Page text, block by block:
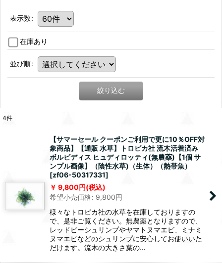
表示数:
在庫あり
並び順:
絞り込む
4件
【サマーセール クーポンご利用で更に10％OFF対
象商品】【通販 水草】トロピカ社 流木活着済み
ボルビディス ヒュディロッティ(無農薬)【1個 サ
ンプル画像】（陰性水草)（生体）（熱帯魚）
[zf06-50317331]
9,800円(税込)
希望小売価格: 9,800円
様々なトロピカ社の水草を在庫しておりますの
で、是非ご覧ください。無農薬となりますので、
レッドビーシュリンプやヤマトヌマエビ、ミナミ
ヌマエビなどのシュリンプに安心してお使いいた
だけます。流木の大きさ葉の…